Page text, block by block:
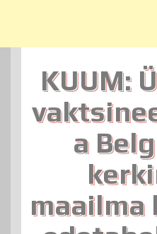
KUUM:
a
maailma